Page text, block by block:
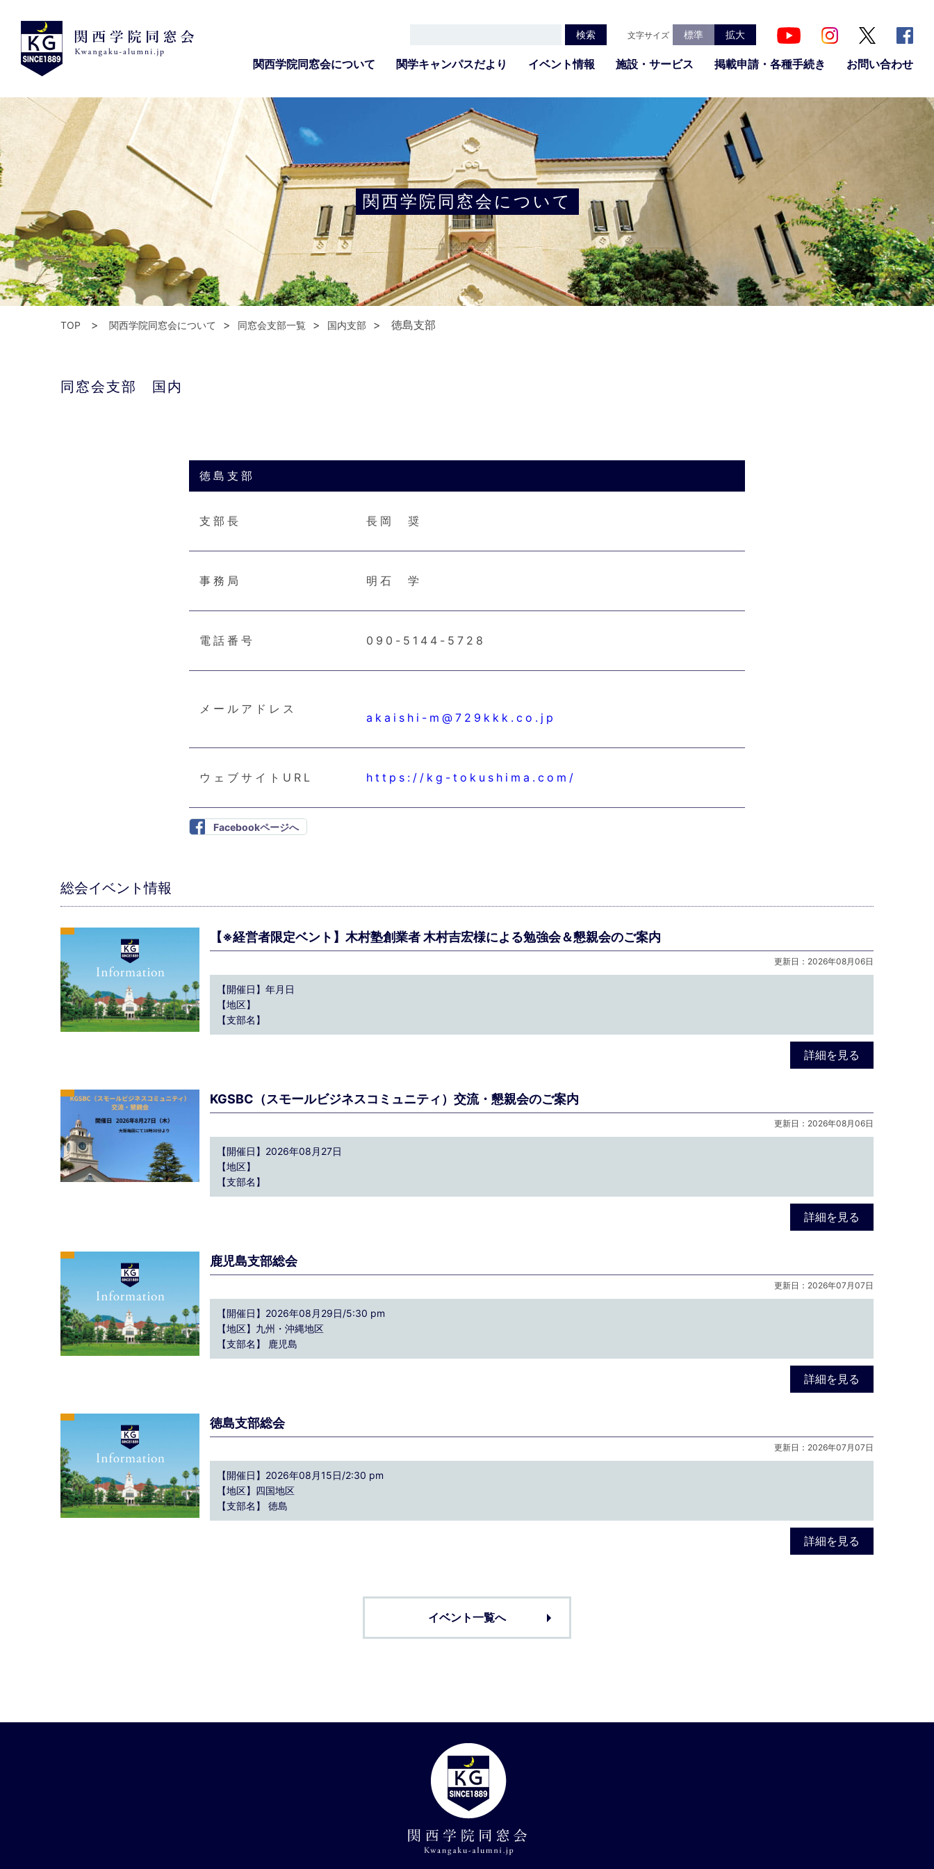
文字サイズ 標準 拡大
関西学院同窓会について 関学キャンパスだより イベント情報 施設・サービス 掲載申請・各種手続き お問い合わせ
関西学院同窓会について
TOP 関西学院同窓会について 同窓会支部一覧 国内支部 徳島支部
同窓会支部 国内
徳島支部
支部長 長岡 奨
事務局 明石 学
電話番号 090-5144-5728
メールアドレス
akaishi-m@729kkk.co.jp
ウェブサイトURL https://kg-tokushima.com/
Facebookページへ
総会イベント情報
【※経営者限定ベント】木村塾創業者 木村吉宏様による勉強会＆懇親会のご案内
更新日：2026年08月06日
【開催日】年月日
【地区】
【支部名】
詳細を見る
KGSBC（スモールビジネスコミュニティ）交流・懇親会のご案内
更新日：2026年08月06日
【開催日】2026年08月27日
【地区】
【支部名】
詳細を見る
鹿児島支部総会
更新日：2026年07月07日
【開催日】2026年08月29日/5:30 pm
【地区】九州・沖縄地区
【支部名】 鹿児島
詳細を見る
徳島支部総会
更新日：2026年07月07日
【開催日】2026年08月15日/2:30 pm
【地区】四国地区
【支部名】 徳島
詳細を見る
イベント一覧へ